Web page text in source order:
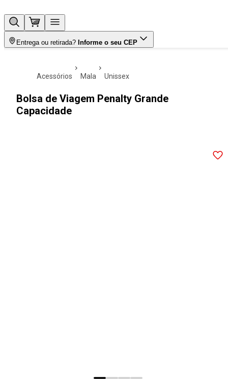
Entrega ou retirada? Informe o seu CEP
acessórios mala unissex
Bolsa de Viagem Penalty Grande
Capacidade